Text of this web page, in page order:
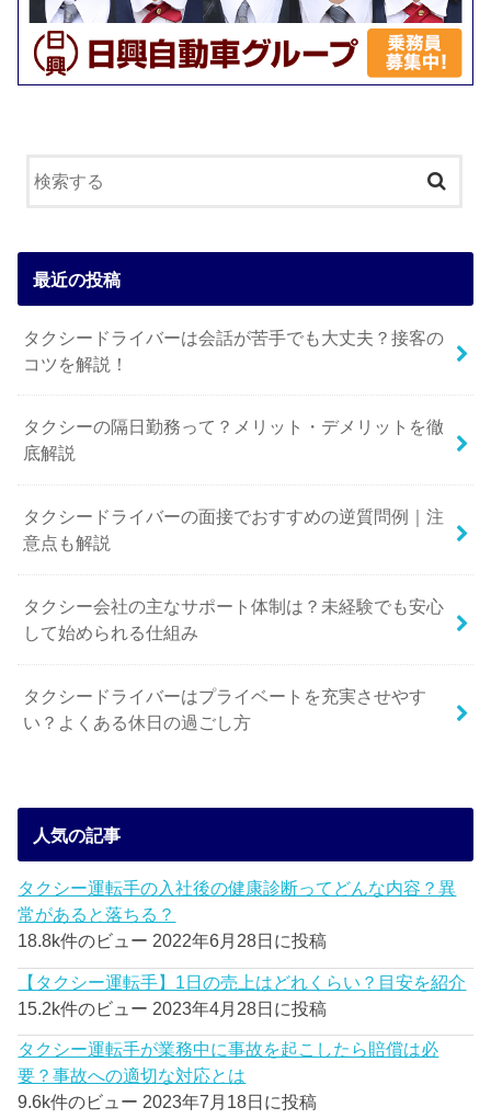
最近の投稿
タクシードライバーは会話が苦手でも大丈夫？接客の
コツを解説！
タクシーの隔日勤務って？メリット・デメリットを徹
底解説
タクシードライバーの面接でおすすめの逆質問例｜注
意点も解説
タクシー会社の主なサポート体制は？未経験でも安心
して始められる仕組み
タクシードライバーはプライベートを充実させやす
い？よくある休日の過ごし方
人気の記事
タクシー運転手の入社後の健康診断ってどんな内容？異
常があると落ちる？
18.8k件のビュー 2022年6月28日に投稿
【タクシー運転手】1日の売上はどれくらい？目安を紹介
15.2k件のビュー 2023年4月28日に投稿
タクシー運転手が業務中に事故を起こしたら賠償は必
要？事故への適切な対応とは
9.6k件のビュー 2023年7月18日に投稿